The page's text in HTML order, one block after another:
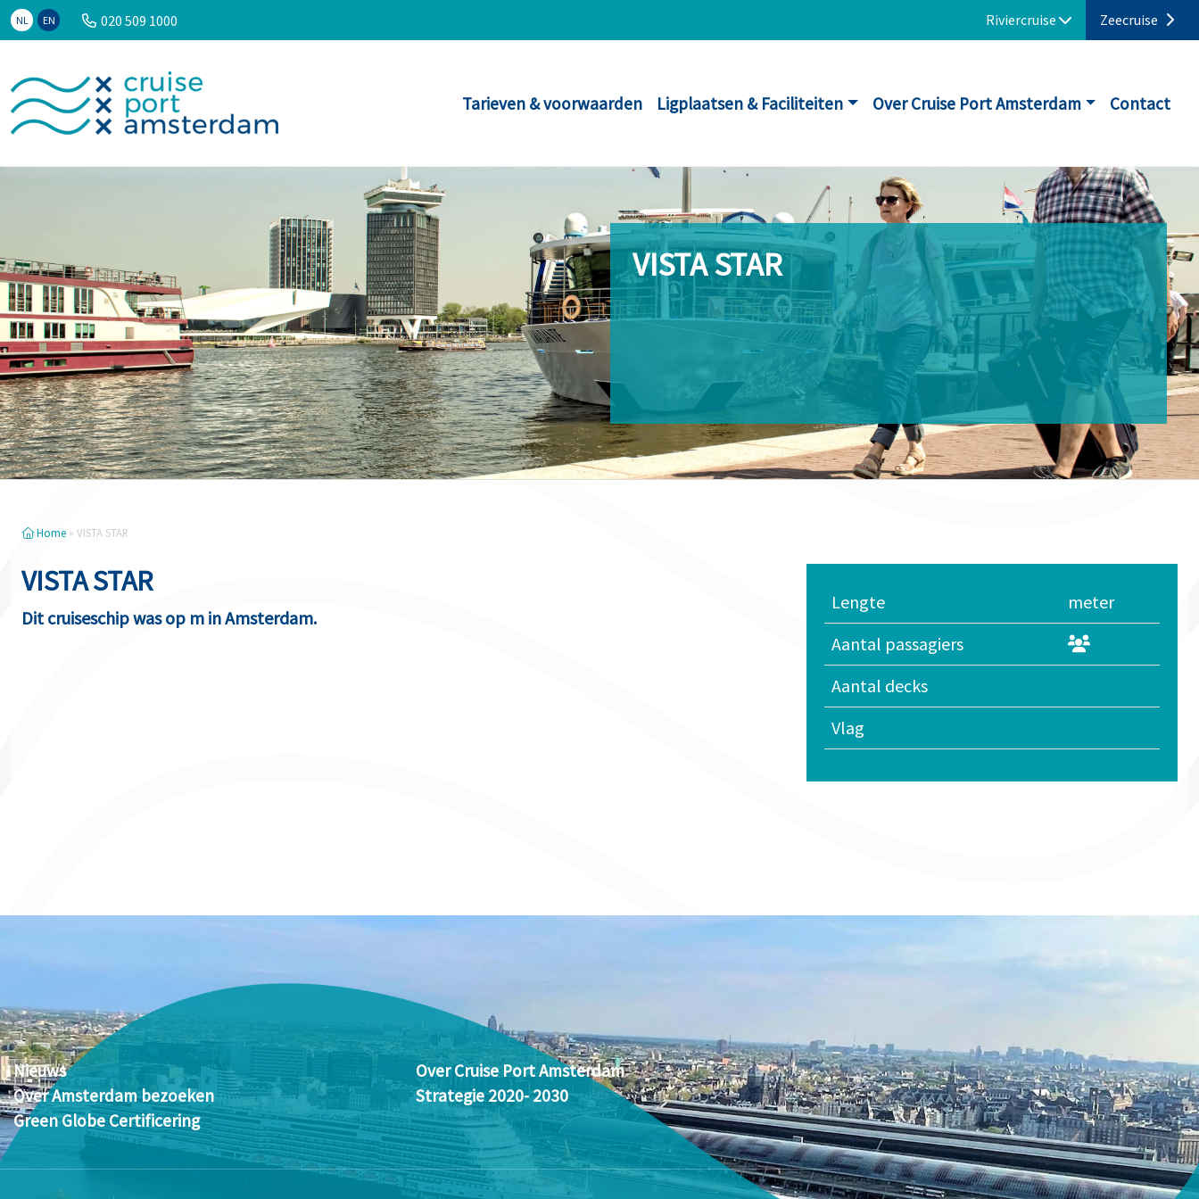
NL EN 020 509 1000 Riviercruise Zeecruise
Tarieven & voorwaarden Ligplaatsen & Faciliteiten Over Cruise Port Amsterdam Contact
VISTA STAR
Home » VISTA STAR
VISTA STAR
Dit cruiseschip was op m in Amsterdam.
Lengte
meter
Aantal passagiers
Aantal decks
Vlag
Nieuws
Over Amsterdam bezoeken
Green Globe Certificering
Over Cruise Port Amsterdam
Strategie 2020- 2030